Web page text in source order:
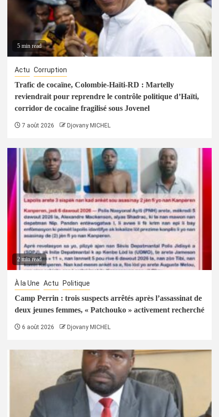
5 min read
Actu Corruption
Trafic de cocaïne, Colombie-Haïti-RD : Martelly
reviendrait pour reprendre le contrôle politique d’Haïti,
corridor de cocaïne fragilisé sous Jovenel
7 août 2026 Djovany MICHEL
2 min read
À la Une Actu Politique
Camp Perrin : trois suspects arrêtés après l’assassinat de
deux jeunes femmes, « Patchouko » activement recherché
6 août 2026 Djovany MICHEL